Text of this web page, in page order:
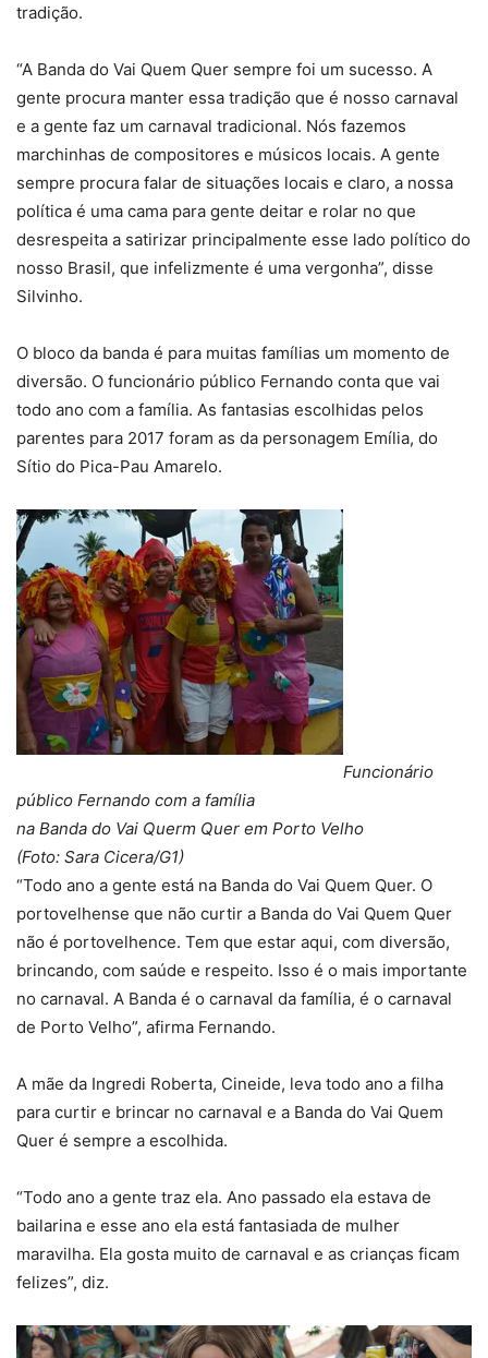
tradição.
“A Banda do Vai Quem Quer sempre foi um sucesso. A
gente procura manter essa tradição que é nosso carnaval
e a gente faz um carnaval tradicional. Nós fazemos
marchinhas de compositores e músicos locais. A gente
sempre procura falar de situações locais e claro, a nossa
política é uma cama para gente deitar e rolar no que
desrespeita a satirizar principalmente esse lado político do
nosso Brasil, que infelizmente é uma vergonha”, disse
Silvinho.
O bloco da banda é para muitas famílias um momento de
diversão. O funcionário público Fernando conta que vai
todo ano com a família. As fantasias escolhidas pelos
parentes para 2017 foram as da personagem Emília, do
Sítio do Pica-Pau Amarelo.
Funcionário
público Fernando com a família
na Banda do Vai Querm Quer em Porto Velho
(Foto: Sara Cicera/G1)
“Todo ano a gente está na Banda do Vai Quem Quer. O
portovelhense que não curtir a Banda do Vai Quem Quer
não é portovelhence. Tem que estar aqui, com diversão,
brincando, com saúde e respeito. Isso é o mais importante
no carnaval. A Banda é o carnaval da família, é o carnaval
de Porto Velho”, afirma Fernando.
A mãe da Ingredi Roberta, Cineide, leva todo ano a filha
para curtir e brincar no carnaval e a Banda do Vai Quem
Quer é sempre a escolhida.
“Todo ano a gente traz ela. Ano passado ela estava de
bailarina e esse ano ela está fantasiada de mulher
maravilha. Ela gosta muito de carnaval e as crianças ficam
felizes”, diz.